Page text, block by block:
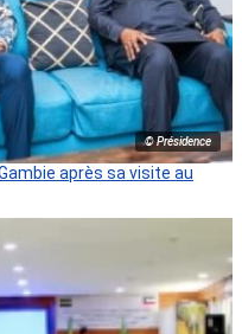
© Présidence
après sa visite au